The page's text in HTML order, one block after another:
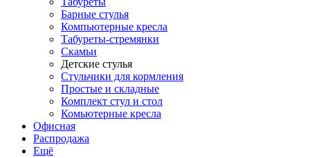
Барные стулья
Компьютерные кресла
Табуреты-стремянки
Скамьи
Детские стулья
Стульчики для кормления
Простые и складные
Комплект стул и стол
Комьютерные кресла
Офисная
Распродажа
Eщё